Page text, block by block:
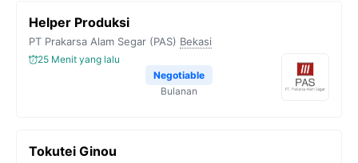
Helper Produksi
PT Prakarsa Alam Segar (PAS) Bekasi
25 Menit yang lalu
Negotiable
Bulanan
Tokutei Ginou